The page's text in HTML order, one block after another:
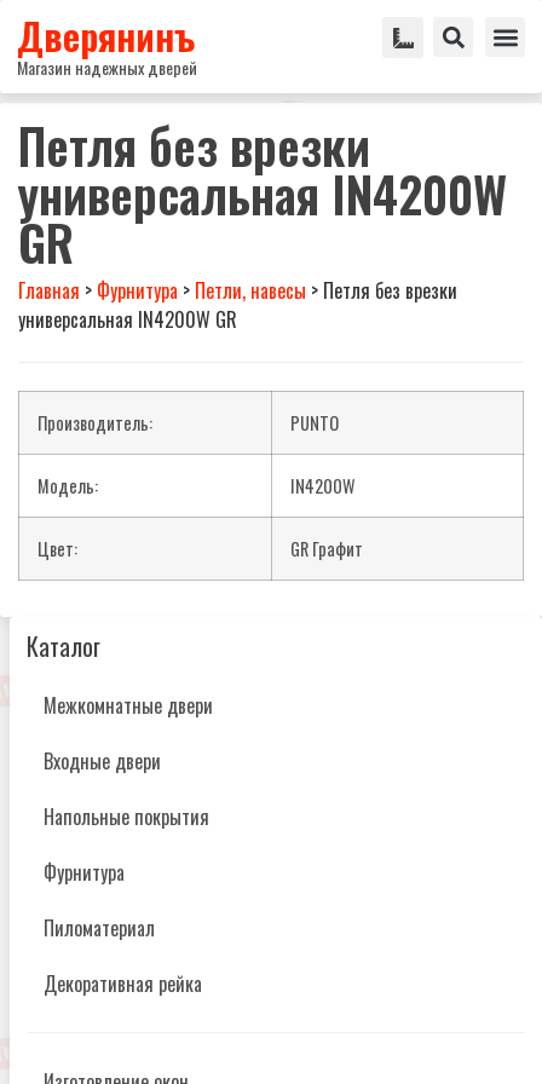
Дверянинъ
Магазин надежных дверей
Петля без врезки
универсальная IN4200W
GR
Главная > Фурнитура > Петли, навесы > Петля без врезки
универсальная IN4200W GR
Производитель: PUNTO
Модель: IN4200W
Цвет: GR Графит
Каталог
Межкомнатные двери
Входные двери
Напольные покрытия
Фурнитура
Пиломатериал
Декоративная рейка